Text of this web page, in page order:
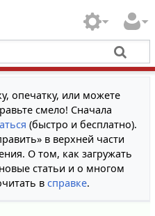
опечатку, или можете
смело! Сначала
(быстро и бесплатно).
в верхней части
О том, как загружать
статьи и о многом
в справке.